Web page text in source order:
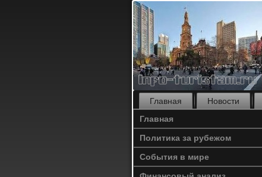
Главная Новости
Главная
Политика за рубежом
События в мире